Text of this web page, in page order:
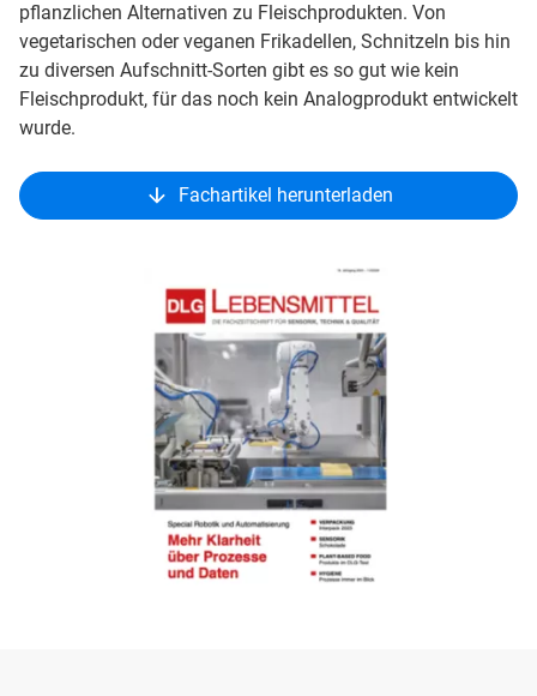
pflanzlichen Alternativen zu Fleischprodukten. Von
vegetarischen oder veganen Frikadellen, Schnitzeln bis hin
zu diversen Aufschnitt-Sorten gibt es so gut wie kein
Fleischprodukt, für das noch kein Analogprodukt entwickelt
wurde.
Fachartikel herunterladen